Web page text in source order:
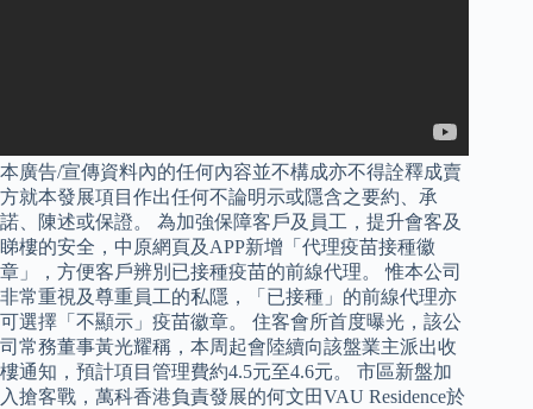
本廣告/宣傳資料內的任何內容並不構成亦不得詮釋成賣
方就本發展項目作出任何不論明示或隱含之要約、承
諾、陳述或保證。 為加強保障客戶及員工，提升會客及
睇樓的安全，中原網頁及APP新增「代理疫苗接種徽
章」，方便客戶辨別已接種疫苗的前線代理。 惟本公司
非常重視及尊重員工的私隱，「已接種」的前線代理亦
可選擇「不顯示」疫苗徽章。 住客會所首度曝光，該公
司常務董事黃光耀稱，本周起會陸續向該盤業主派出收
樓通知，預計項目管理費約4.5元至4.6元。 市區新盤加
入搶客戰，萬科香港負責發展的何文田VAU Residence於